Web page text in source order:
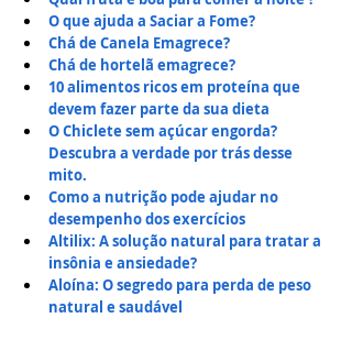
O que ajuda a Saciar a Fome?
Chá de Canela Emagrece?
Chá de hortelã emagrece?
10 alimentos ricos em proteína que
devem fazer parte da sua dieta
O Chiclete sem açúcar engorda?
Descubra a verdade por trás desse
mito.
Como a nutrição pode ajudar no
desempenho dos exercícios
Altilix: A solução natural para tratar a
insônia e ansiedade?
Aloína: O segredo para perda de peso
natural e saudável